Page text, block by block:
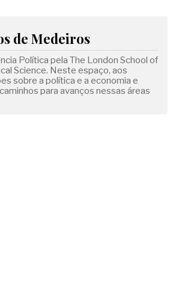
de Medeiros
Política pela The London School of
Science. Neste espaço, aos
sobre a política e a economia e
para avanços nessas áreas